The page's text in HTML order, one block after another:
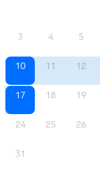
3 4 5
10 11 12
17 18 19
24 25 26
31